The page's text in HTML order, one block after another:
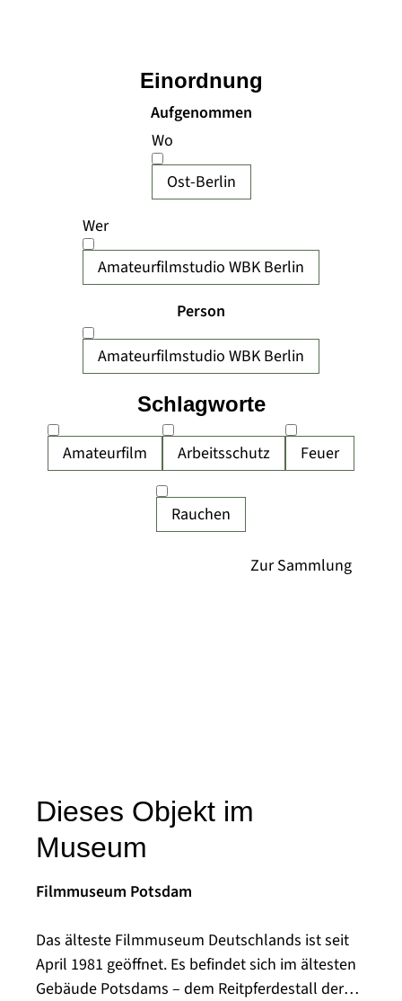
Aufgenommen
Wo
Ost-Berlin
Wer
Amateurfilmstudio WBK Berlin
Person
Amateurfilmstudio WBK Berlin
Amateurfilm Arbeitsschutz Feuer
Rauchen
Einordnung
Schlagworte
Dieses Objekt im
Museum
Filmmuseum Potsdam
Das älteste Filmmuseum Deutschlands ist seit
April 1981 geöffnet. Es befindet sich im ältesten
Gebäude Potsdams – dem Reitpferdestall der